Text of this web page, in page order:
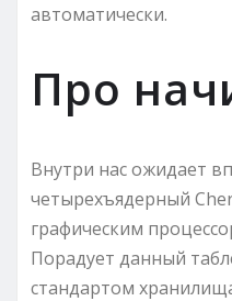
автоматически.
Про
Внутри нас ожидает
четырехъядерный
графическим
Порадует данный
стандартом